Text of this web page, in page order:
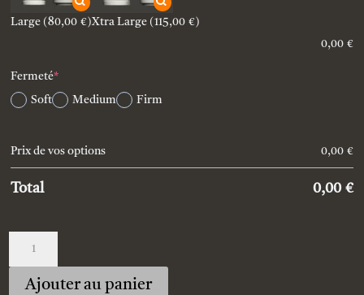
Large (80,00 €)Xtra Large (115,00 €)
0,00 €
Fermeté*(required)
Soft Medium Firm
Prix de vos options 0,00 €
Total 0,00 €
Custom_plug
Ajouter au panier